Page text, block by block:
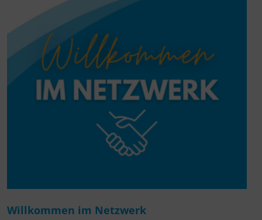
Willkommen im Netzwerk